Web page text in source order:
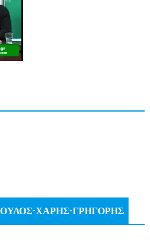
ΧΑΡΗΣ-ΓΡΗΓΟΡΗΣ